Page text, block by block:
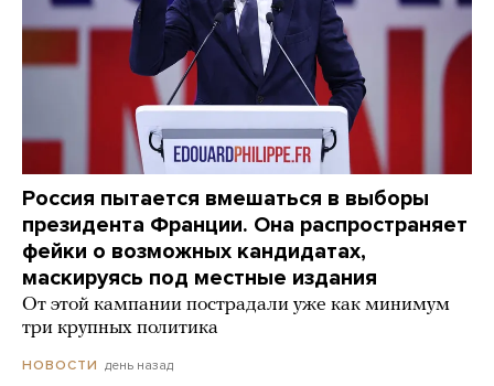
Россия пытается вмешаться в выборы
президента Франции. Она распространяет
фейки о возможных кандидатах,
маскируясь под местные издания
От этой кампании пострадали уже как минимум
три крупных политика
НОВОСТИ день назад